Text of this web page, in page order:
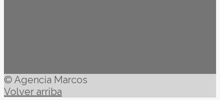
© Agencia Marcos
Volver arriba